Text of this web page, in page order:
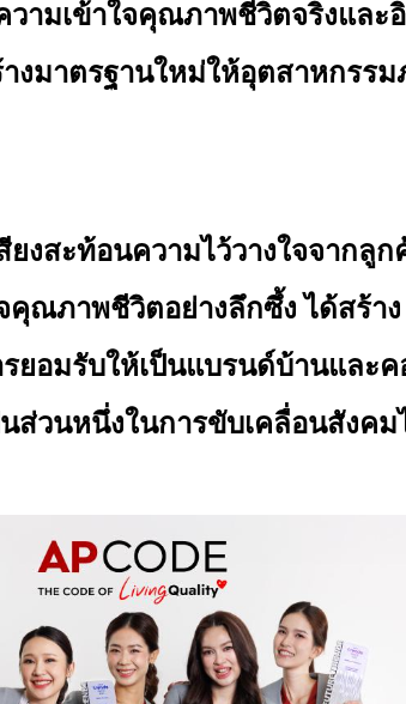
ามเข้าใจคุณภาพชีวิตจริงและ
างมาตรฐานใหม่ให้อุตสาหกรร
ยงสะท้อนความไว้วางใจจากลู
คุณภาพชีวิตอย่างลึกซึ้ง ได้สร้าง
ยอมรับให้เป็นแบรนด์บ้านและ
ส่วนหนึ่งในการขับเคลื่อนสังคม